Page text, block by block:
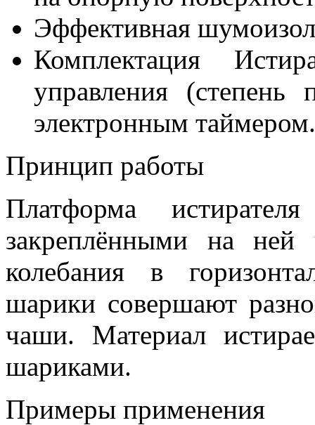
Эффективная
Комплектация
управления
электронным таймером.
Принцип работы
Платформа
закреплёнными на ней
колебания в
шарики совершают
чаши. Материал
шариками.
Примеры применения